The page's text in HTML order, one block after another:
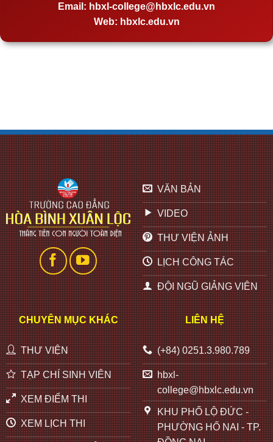
Email: hbxl-college@hbxlc.edu.vn
Web: hbxlc.edu.vn
VĂN BẢN
VIDEO
THƯ VIỆN ẢNH
LỊCH CÔNG TÁC
ĐỘI NGŨ GIẢNG VIÊN
CHUYÊN MỤC KHÁC
THƯ VIỆN
TẠP CHÍ SINH VIÊN
XEM ĐIỂM THI
XEM LỊCH THI
LIÊN HỆ
(+84) 0251.3.980.789
hbxl-
college@hbxlc.edu.vn
KHU PHỐ LỘ ĐỨC -
PHƯỜNG HỐ NAI - TP.